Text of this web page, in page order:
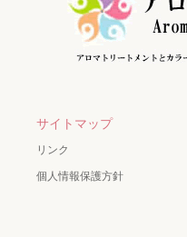
サイトマップ
リンク
個人情報保護方針